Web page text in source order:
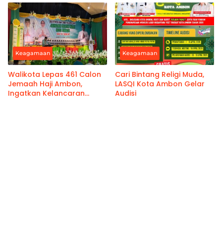
Keagamaan
Walikota Lepas 461 Calon
Jemaah Haji Ambon,
Ingatkan Kelancaran
Keagamaan
Cari Bintang Religi Muda,
LASQI Kota Ambon Gelar
Audisi